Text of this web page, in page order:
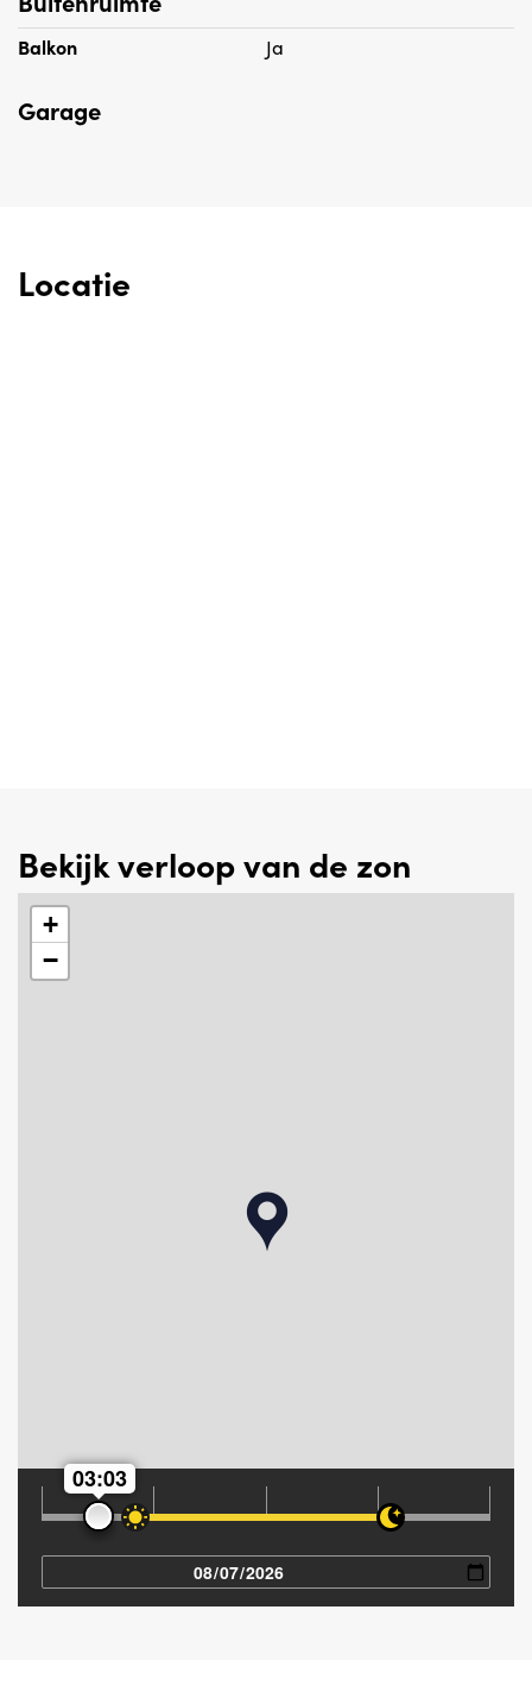
gevolgen daarvan.
Balkon Ja
Garage
Locatie
Bekijk verloop van de zon
+
−
03:03